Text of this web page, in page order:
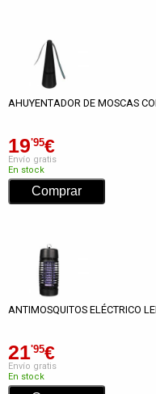
AHUYENTADOR DE MOSCAS
19'95€
Envío gratis
En stock
ANTIMOSQUITOS ELÉCTRICO
21'95€
Envío gratis
En stock